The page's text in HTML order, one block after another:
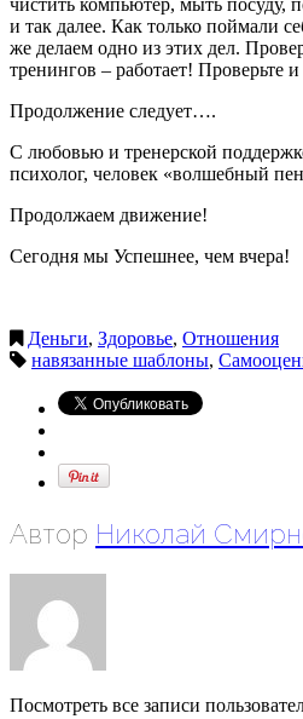
и так далее. Как только поймали
же делаем одно из этих дел.
тренингов – работает! Проверьте
Продолжение следует….
С любовью и тренерской
психолог, человек «волшебный
Продолжаем движение!
Сегодня мы Успешнее, чем вчера!
Деньги, Здоровье, Отношения
навязанные шаблоны,
Автор Николай
Посмотреть все записи